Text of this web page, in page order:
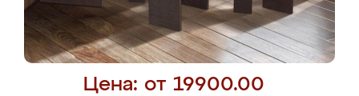
Цена: от 19900.00